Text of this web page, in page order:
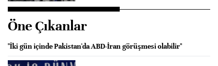
Öne Çıkanlar
"İki gün içinde Pakistan'da ABD-İran görüşmesi olabilir"